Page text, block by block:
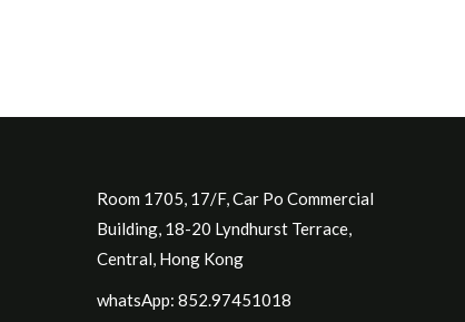
Room 1705, 17/F, Car Po Commercial
Building, 18-20 Lyndhurst Terrace,
Central, Hong Kong
whatsApp: 852.97451018